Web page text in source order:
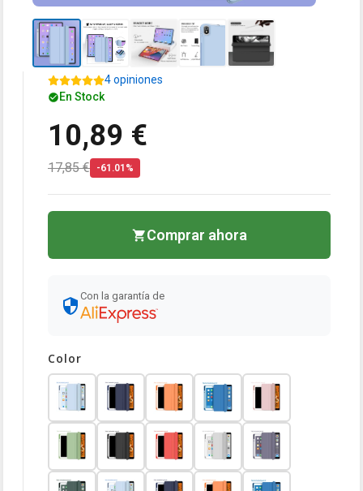
4 opiniones
En Stock
10,89 €
17,85 € -61.01%
Comprar ahora
Con la garantía de
Color